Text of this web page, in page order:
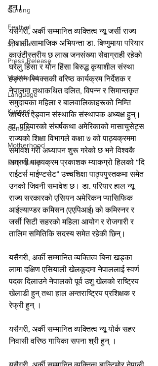
Gurung
Festival
Spiritual
Press Release
VisitNepal
Language
Kusunda
Census
Motherhood
Earthquake
हुन्।
यसैगरी, अर्की सम्मानित व्यक्तित्व न्यू जर्सी राज्य
निवासी सामाजिक अभियन्ता डा. बिष्णुमाया परियार
काउंटीस्तरीय छ लाख जनसंख्या सेवाग्राही रहेको
घरेलु हिंसा र यौन हिंसा बिरुद्ध कृयाशील संस्था
हड्सन स्पिक्सकी वरिष्ठ कार्यक्रम निर्देशक र
नेपालमा तथाकथित दलित, विपन्न र सिमान्तकृत
समुदायका महिला र बालवालिकाहरूको निम्ति
कार्यरत एड्वान संस्थाकि संस्थापक अध्यक्ष हुन्।
डा. परियारको संघर्षकथा अमेरिकाको मासाचुसेट्स
राज्यको शिक्षा विभागले कक्षा ७ को पाठ्यक्रममा
समावेश गरी अध्यापन शुरू गरेको छ भने विश्वकै
अग्रणी पाठ्यक्रम प्रकाशक म्याकग्रो हिलको “दि
राईटर्स माईण्टसेट” उच्चशिक्षा पाठ्यपुस्तकमा समेत
उनको जिवनी समावेश छ। डा. परियार हाल न्यू
राज्य सरकारको एसियन अमेरिकन प्यासिफिक
आईल्याण्डर कमिसन (एएपिआई) को कमिस्नर र
जर्सी सिटी सहरको महिला आयोग र रोजगारी र
तालिम समितिकि सदस्य समेत रहेकी छिन्।
यसैगरी, अर्की सम्मानित व्यक्तित्व बिना खड्का
लामा दक्षिण एसियाली खेलकूदमा नेपाललाई स्वर्ण
पदक दिलाउने नेपालको पूर्व उशु खेलको राष्ट्रिय
खेलाडी हुन् तथा हाल अन्तराष्ट्रिय प्रशिक्षक र
रेफ्री हुन् ।
यसैगरी, अर्की सम्मानित व्यक्तित्व न्यू योर्क सहर
निवासी वरिष्ठ गायिका सपना श्री हुन् ।